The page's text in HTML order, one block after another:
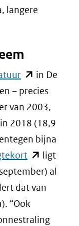
langere
(opent
in
nieuw
venster)
(verwijst
naar
een
andere
website)
in De
– precies
van 2003,
2018 (18,9
bijna
(opent
in
nieuw
venster)
(verwijst
ligt
al
dat van
“Ook